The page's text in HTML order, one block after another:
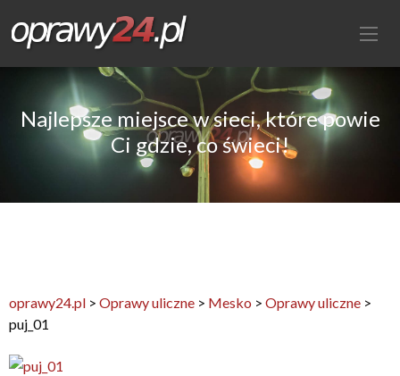
Najlepsze miejsce w sieci, które powie
Ci gdzie, co świeci!
oprawy24.pl > Oprawy uliczne > Mesko > Oprawy uliczne >
puj_01